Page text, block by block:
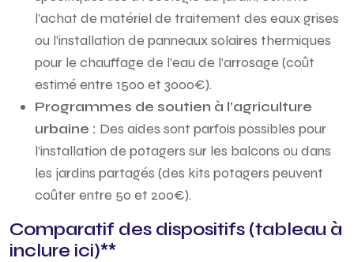
l’achat de matériel de traitement des eaux grises
ou l’installation de panneaux solaires thermiques
pour le chauffage de l’eau de l’arrosage (coût
estimé entre 1500 et 3000€).
Programmes de soutien à l’agriculture
urbaine : Des aides sont parfois possibles pour
l’installation de potagers sur les balcons ou dans
les jardins partagés (des kits potagers peuvent
coûter entre 50 et 200€).
Comparatif des dispositifs (tableau à
inclure ici)**